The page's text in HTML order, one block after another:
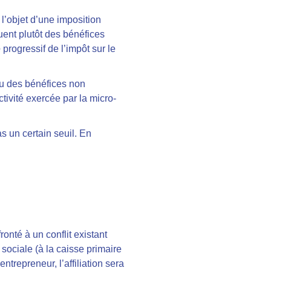
d’une imposition
plutôt des bénéfices
de l’impôt sur le
des bénéfices non
exercée par la micro-
un certain seuil. En
à un conflit existant
(à la caisse primaire
l’affiliation sera